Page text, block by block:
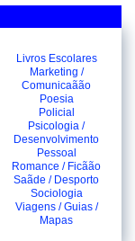
Livros Escolares
Marketing /
Comunicaãão
Poesia
Policial
Psicologia /
Desenvolvimento
Pessoal
Romance / Ficãão
Saãde / Desporto
Sociologia
Viagens / Guias /
Mapas